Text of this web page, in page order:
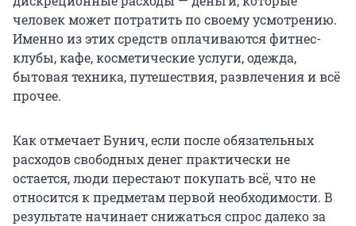
человек может потратить по своему усмотрению.
Именно из этих средств оплачиваются фитнес-
клубы, кафе, косметические услуги, одежда,
бытовая техника, путешествия, развлечения и всё
прочее.
Как отмечает Бунич, если после обязательных
расходов свободных денег практически не
остается, люди перестают покупать всё, что не
относится к предметам первой необходимости. В
результате начинает снижаться спрос далеко за